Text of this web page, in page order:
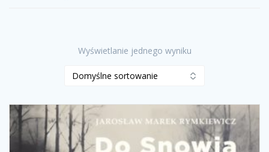
Wyświetlanie jednego wyniku